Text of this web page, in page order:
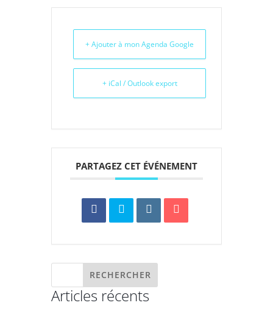
+ Ajouter à mon Agenda Google
+ iCal / Outlook export
PARTAGEZ CET ÉVÉNEMENT
Articles récents